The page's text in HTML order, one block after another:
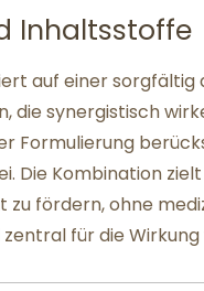
Inhaltsstoffe
auf einer sorgfältig
die synergistisch
Formulierung
Kombination zielt
fördern, ohne
für die Wirkung